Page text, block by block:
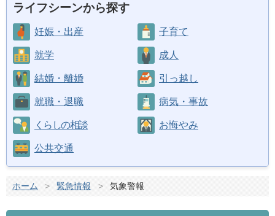
ライフシーンから探す
妊娠・出産 子育て
就学 成人
結婚・離婚 引っ越し
就職・退職 病気・事故
くらしの相談 お悔やみ
公共交通
ホーム > 緊急情報 > 気象警報